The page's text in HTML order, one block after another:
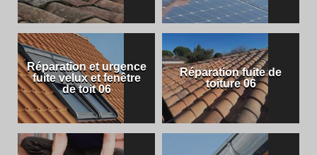
Réparation et urgence
fuite velux et fenêtre
de toit 06
Réparation fuite de
toiture 06